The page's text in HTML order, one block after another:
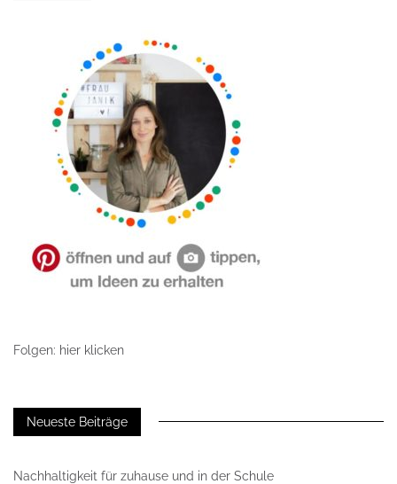
Folgen: hier klicken
Neueste Beiträge
Nachhaltigkeit für zuhause und in der Schule